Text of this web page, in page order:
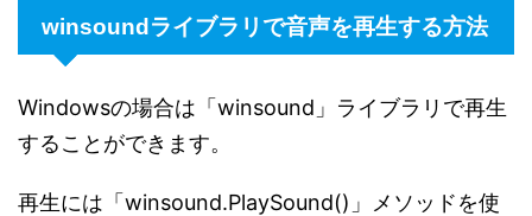
winsoundライブラリで音声を再生する方法
Windowsの場合は「winsound」ライブラリで再生
することができます。
再生には「winsound.PlaySound()」メソッドを使